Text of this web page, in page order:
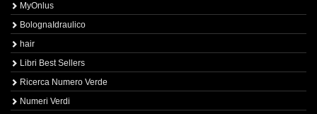
MyOnlus
BolognaIdraulico
hair
Libri Best Sellers
Ricerca Numero Verde
Numeri Verdi